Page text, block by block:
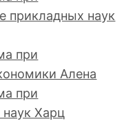
прикладных наук
при
Алена
при
наук Харц